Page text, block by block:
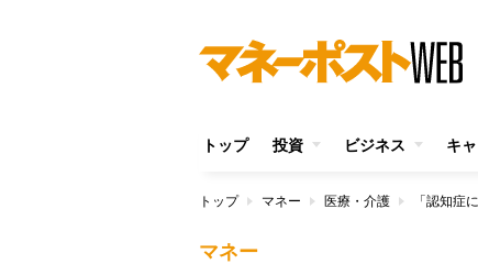
トップ 投資 ビジネス キ
トップ マネー 医療・介護
マネー